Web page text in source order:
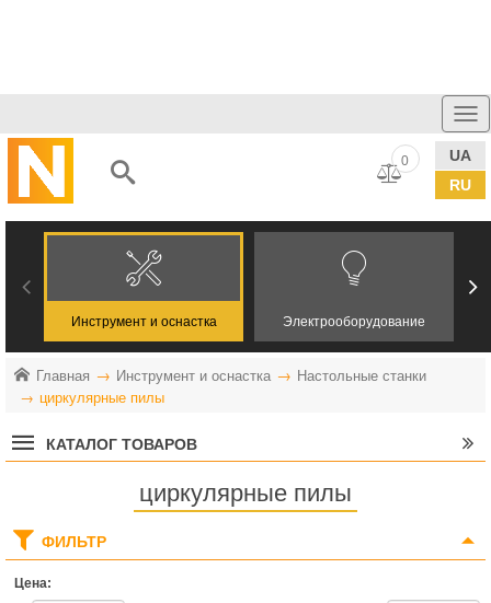
UA
RU
0
Инструмент и оснастка Электрооборудование
Главная Инструмент и оснастка
Настольные станки
циркулярные пилы
КАТАЛОГ ТОВАРОВ
циркулярные пилы
ФИЛЬТР
Цена: